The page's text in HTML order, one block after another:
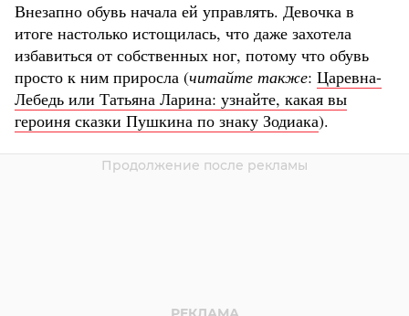
Внезапно обувь начала ей управлять. Девочка в
итоге настолько истощилась, что даже захотела
избавиться от собственных ног, потому что обувь
просто к ним приросла (читайте также: Царевна-
Лебедь или Татьяна Ларина: узнайте, какая вы
героиня сказки Пушкина по знаку Зодиака).